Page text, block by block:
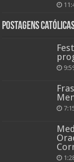
Postagens